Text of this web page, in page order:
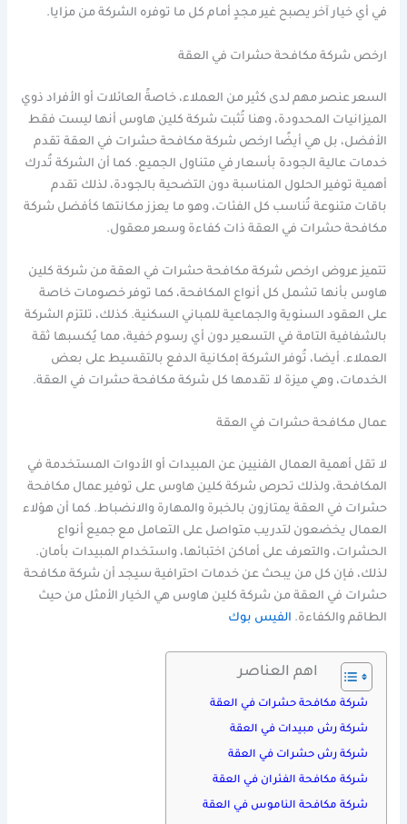
في أي خيار آخر يصبح غير مجدٍ أمام كل ما توفره الشركة من مزايا.
ارخص شركة مكافحة حشرات في العقة
السعر عنصر مهم لدى كثير من العملاء، خاصةً العائلات أو الأفراد ذوي
الميزانيات المحدودة، وهنا تُثبت شركة كلين هاوس أنها ليست فقط
الأفضل، بل هي أيضًا ارخص شركة مكافحة حشرات في العقة تقدم
خدمات عالية الجودة بأسعار في متناول الجميع. كما أن الشركة تُدرك
أهمية توفير الحلول المناسبة دون التضحية بالجودة، لذلك تقدم
باقات متنوعة تُناسب كل الفئات، وهو ما يعزز مكانتها كأفضل شركة
مكافحة حشرات في العقة ذات كفاءة وسعر معقول.
تتميز عروض ارخص شركة مكافحة حشرات في العقة من شركة كلين
هاوس بأنها تشمل كل أنواع المكافحة، كما توفر خصومات خاصة
على العقود السنوية والجماعية للمباني السكنية. كذلك، تلتزم الشركة
بالشفافية التامة في التسعير دون أي رسوم خفية، مما يُكسبها ثقة
العملاء. أيضا، تُوفر الشركة إمكانية الدفع بالتقسيط على بعض
الخدمات، وهي ميزة لا تقدمها كل شركة مكافحة حشرات في العقة.
عمال مكافحة حشرات في العقة
لا تقل أهمية العمال الفنيين عن المبيدات أو الأدوات المستخدمة في
المكافحة، ولذلك تحرص شركة كلين هاوس على توفير عمال مكافحة
حشرات في العقة يمتازون بالخبرة والمهارة والانضباط. كما أن هؤلاء
العمال يخضعون لتدريب متواصل على التعامل مع جميع أنواع
الحشرات، والتعرف على أماكن اختبائها، واستخدام المبيدات بأمان.
لذلك، فإن كل من يبحث عن خدمات احترافية سيجد أن شركة مكافحة
حشرات في العقة من شركة كلين هاوس هي الخيار الأمثل من حيث
الطاقم والكفاءة. الفيس بوك
اهم العناصر
شركة مكافحة حشرات في العقة
شركة رش مبيدات في العقة
شركة رش حشرات في العقة
شركة مكافحة الفئران في العقة
شركة مكافحة الناموس في العقة